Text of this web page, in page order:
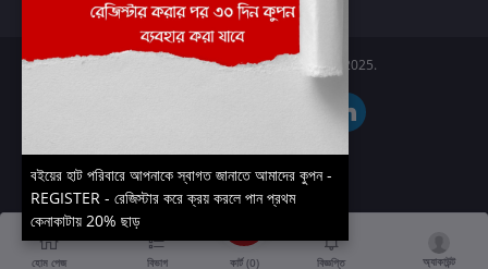
Boier Haat™ | © All rights reserved 2025.
হোম পেজ বিভাগ কার্ট (0) বিজ্ঞপ্তি অ্যাকাউন্ট
বইয়ের হাট পরিবারে আপনাকে স্বাগত জানাতে আমাদের কুপন -
REGISTER - রেজিস্টার করে ক্রয় করলে পান প্রথম
কেনাকাটায় 20% ছাড়